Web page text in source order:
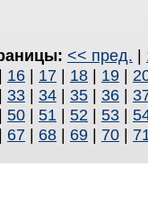
<< пред. |
| 16 | 17 | 18 | 19 |
| 33 | 34 | 35 | 36 |
| 50 | 51 | 52 | 53 |
| 67 | 68 | 69 | 70 |